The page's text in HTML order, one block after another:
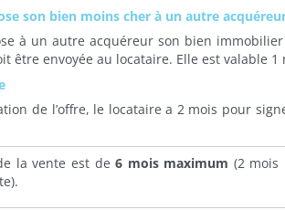
son bien moins cher à un autre
à un autre acquéreur son bien
être envoyée au locataire. Elle est valable
de l’offre, le locataire a 2 mois pour
la vente est de6 mois maximum (2